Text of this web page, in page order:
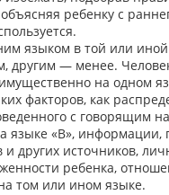
ребенку с
языком в той или иной
другим — менее.
на одном
факторов, как
с говорящим
языке «В», информации,
и других источников,
ребенка,
том или ином языке.